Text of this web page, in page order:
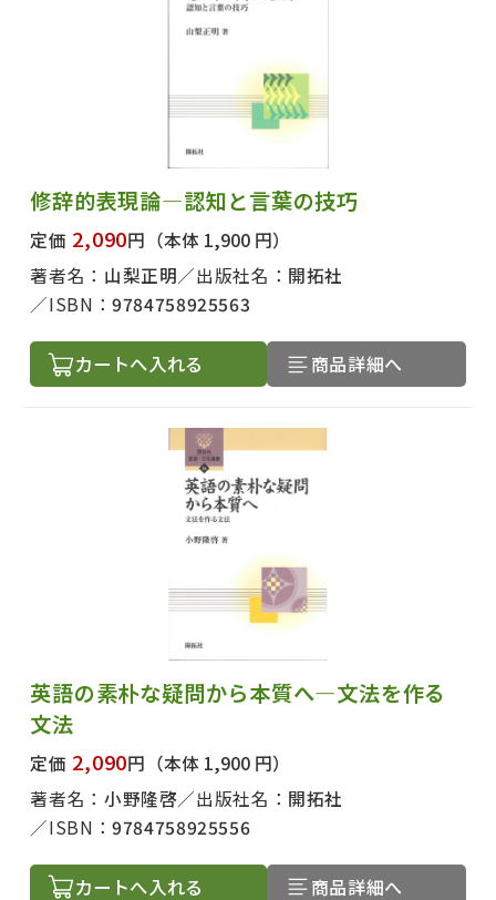
修辞的表現論―認知と言葉の技巧
定価 2,090円 （本体 1,900 円）
著者名： 山梨正明 出版社名： 開拓社
ISBN：9784758925563
カートへ入れる 商品詳細へ
英語の素朴な疑問から本質へ―文法を作る
文法
定価 2,090円 （本体 1,900 円）
著者名： 小野隆啓 出版社名： 開拓社
ISBN：9784758925556
カートへ入れる 商品詳細へ